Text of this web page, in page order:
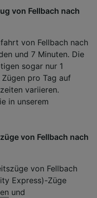
von Fellbach nach
von Fellbach nach
und 7 Minuten. Die
sogar nur 1
pro Tag auf
variieren.
in unserem
von Fellbach nach
von Fellbach
Express)-Züge
und